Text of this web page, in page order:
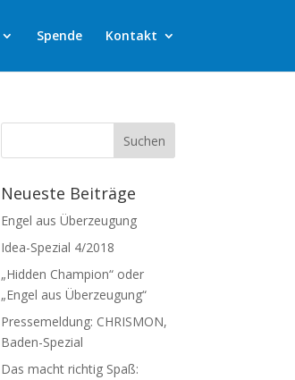
Spende Kontakt
Neueste Beiträge
Engel aus Überzeugung
Idea-Spezial 4/2018
„Hidden Champion“ oder
„Engel aus Überzeugung“
Pressemeldung: CHRISMON,
Baden-Spezial
Das macht richtig Spaß: